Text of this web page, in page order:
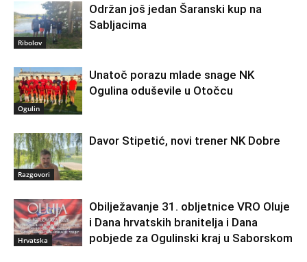
Ribolov
Održan još jedan Šaranski kup na
Sabljacima
Ogulin
Unatoč porazu mlade snage NK
Ogulina oduševile u Otočcu
Razgovori
Davor Stipetić, novi trener NK Dobre
Hrvatska
Obilježavanje 31. obljetnice VRO Oluje
i Dana hrvatskih branitelja i Dana
pobjede za Ogulinski kraj u Saborskom